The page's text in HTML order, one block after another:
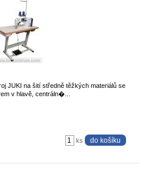
JUKI na šití středně těžkých materiálů se
v hlavě, centráln�...
ks